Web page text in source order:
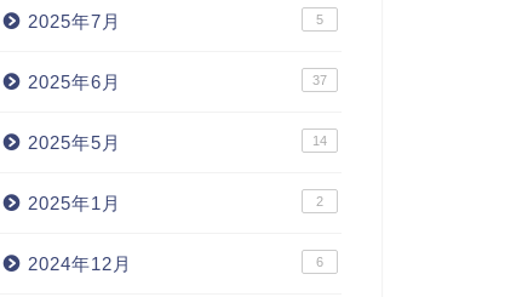
2025年7月 5
2025年6月 37
2025年5月 14
2025年1月 2
2024年12月 6